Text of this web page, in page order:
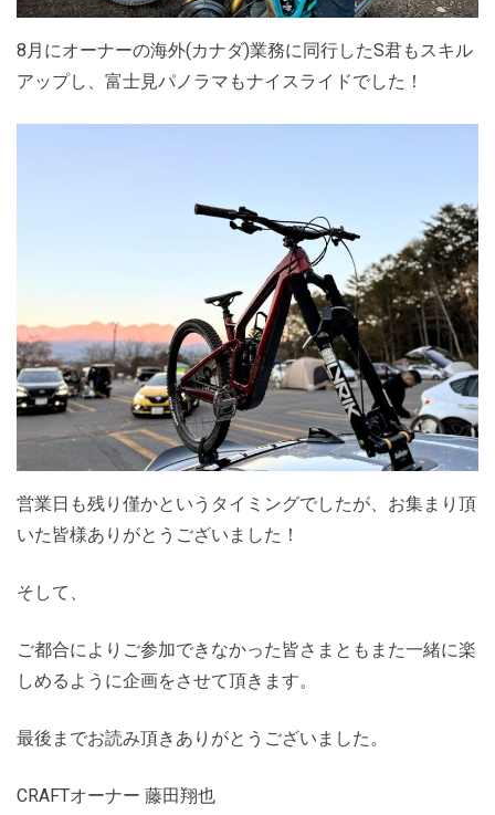
8月にオーナーの海外(カナダ)業務に同行したS君もスキル
アップし、富士見パノラマもナイスライドでした！
営業日も残り僅かというタイミングでしたが、お集まり頂
いた皆様ありがとうございました！
そして、
ご都合によりご参加できなかった皆さまともまた一緒に楽
しめるように企画をさせて頂きます。
最後までお読み頂きありがとうございました。
CRAFTオーナー 藤田翔也